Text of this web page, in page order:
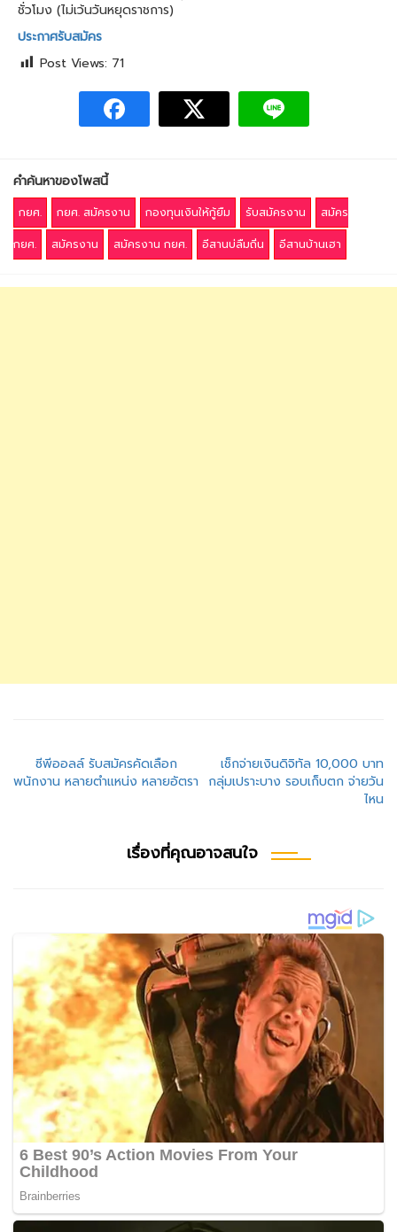
ชั่วโมง (ไม่เว้นวันหยุดราชการ)
ประกาศรับสมัคร
Post Views: 71
คำค้นหาของโพสนี้
กยศ. กยศ. สมัครงาน กองทุนเงินให้กู้ยืม รับสมัครงาน
สมัคร
กยศ.
สมัครงาน สมัครงาน กยศ. อีสานบ่ลืมถิ่น อีสานบ้านเฮา
แนะแนว
เรื่อง
ซีพีออลล์ รับสมัครคัดเลือก
พนักงาน หลายตำแหน่ง หลายอัตรา
เช็กจ่ายเงินดิจิทัล 10,000 บาท
กลุ่มเปราะบาง รอบเก็บตก จ่ายวัน
ไหน
เรื่องที่คุณอาจสนใจ